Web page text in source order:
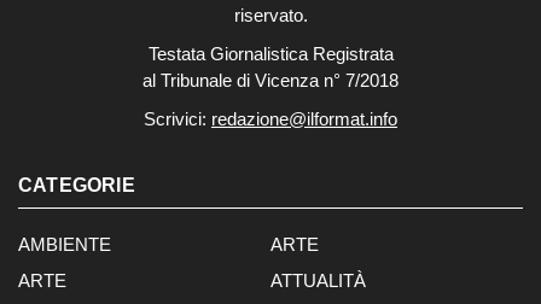
riservato.
Testata Giornalistica Registrata
al Tribunale di Vicenza n° 7/2018
Scrivici: redazione@ilformat.info
CATEGORIE
AMBIENTE
ARTE
ARTE
ATTUALITÀ